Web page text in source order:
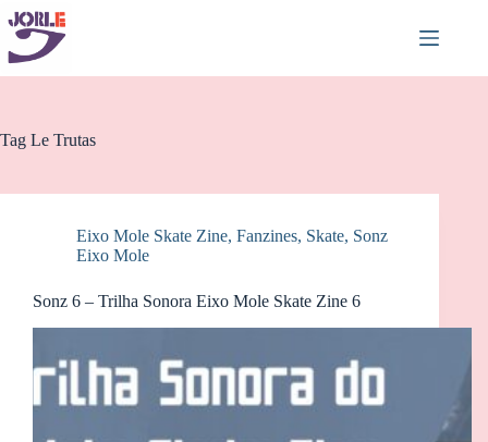
Pular
para
conteúdo
Tag Le Trutas
Eixo Mole Skate Zine, Fanzines, Skate, Sonz
Eixo Mole
Sonz 6 – Trilha Sonora Eixo Mole Skate Zine 6